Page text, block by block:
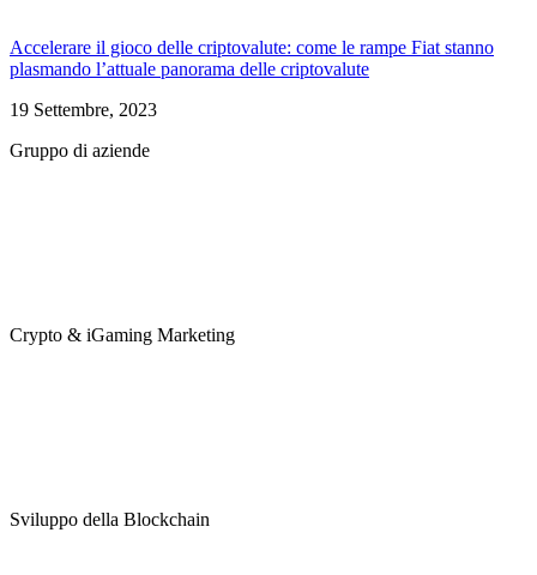
Accelerare il gioco delle criptovalute: come le rampe Fiat stanno
plasmando l’attuale panorama delle criptovalute
19 Settembre, 2023
Gruppo di aziende
Crypto & iGaming Marketing
Sviluppo della Blockchain